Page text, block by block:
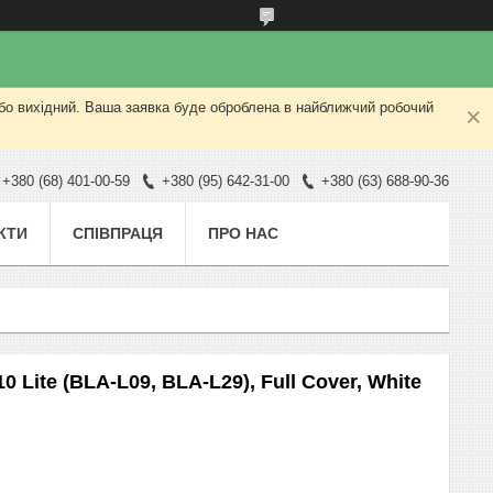
вихідний. Ваша заявка буде оброблена в найближчий робочий
+380 (68) 401-00-59 +380 (95) 642-31-00 +380 (63) 688-90-36
СПІВПРАЦЯ ПРО НАС
Lite (BLA-L09, BLA-L29), Full Cover, White